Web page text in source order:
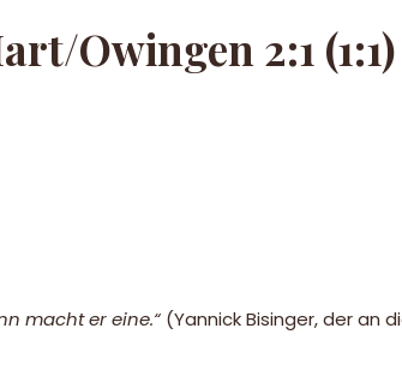
Owingen 2:1 (1:1)
macht er eine.“ (Yannick Bisinger, der an